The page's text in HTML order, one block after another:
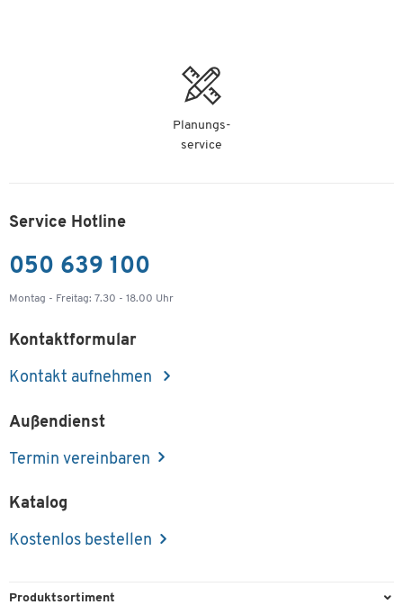
Planungs-
service
Service Hotline
050 639 100
Montag - Freitag: 7.30 - 18.00 Uhr
Kontaktformular
Kontakt aufnehmen
Außendienst
Termin vereinbaren
Katalog
Kostenlos bestellen
Produktsortiment